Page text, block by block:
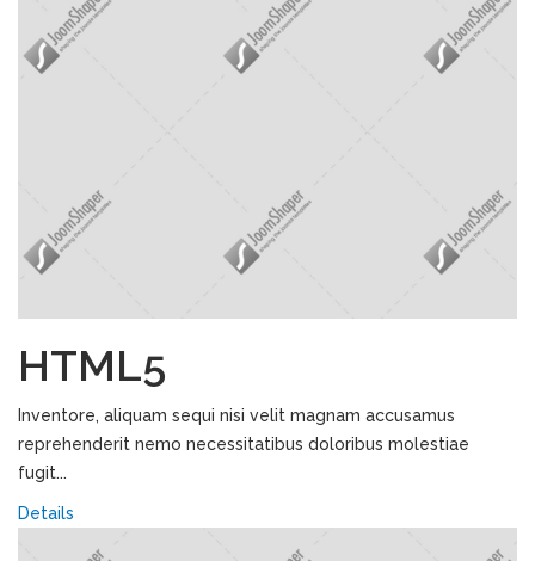
HTML5
Inventore, aliquam sequi nisi velit magnam accusamus
reprehenderit nemo necessitatibus doloribus molestiae
fugit...
Details